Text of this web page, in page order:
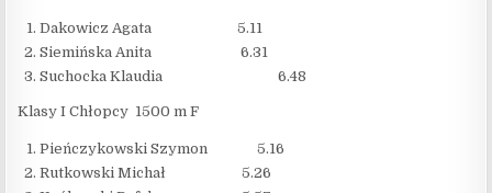
Dakowicz Agata 5.11
Siemińska Anita 6.31
Suchocka Klaudia 6.48
Klasy I Chłopcy 1500 m F
Pieńczykowski Szymon 5.16
Rutkowski Michał 5.26